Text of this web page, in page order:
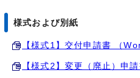
様式および別紙
【様式1】交付申請書 （
【様式2】変更（廃止）申